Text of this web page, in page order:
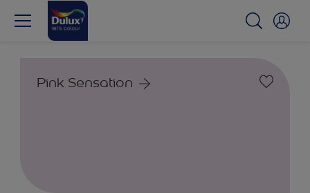
Pink Sensation